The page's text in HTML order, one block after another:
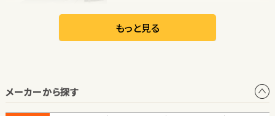
日産
リーフ
1位
もっと見る
メーカーから探す